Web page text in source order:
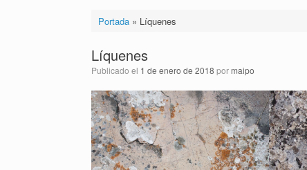
Portada» Líquenes
Líquenes
Publicado el 1 de enero de 2018 pormaipo